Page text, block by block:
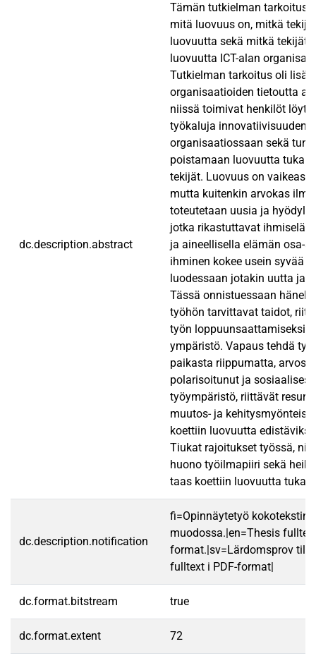
dc.description.abstract
Tämän tutkielman tarkoitus
mitä luovuus on, mitkä
luovuutta sekä mitkä tekijät
luovuutta ICT-alan
Tutkielman tarkoitus oli
organisaatioiden tietoutta
niissä toimivat henkilöt
työkaluja innovatiivisuuden
organisaatiossaan sekä
poistamaan luovuutta
tekijät. Luovuus on vaikeasti
mutta kuitenkin arvokas
toteutetaan uusia ja
jotka rikastuttavat
ja aineellisella elämän osa-
ihminen kokee usein syvää
luodessaan jotakin uutta ja
Tässä onnistuessaan
työhön tarvittavat taidot,
työn loppuunsaattamiseksi,
ympäristö. Vapaus tehdä
paikasta riippumatta,
polarisoitunut ja
työympäristö, riittävät
muutos- ja
koettiin luovuutta edistäviksi
Tiukat rajoitukset työssä,
huono työilmapiiri sekä
taas koettiin luovuutta
dc.description.notification
fi=Opinnäytetyö kokotekstinä
muodossa.|en=Thesis
format.|sv=Lärdomsprov
fulltext i PDF-format|
dc.format.bitstream true
dc.format.extent 72